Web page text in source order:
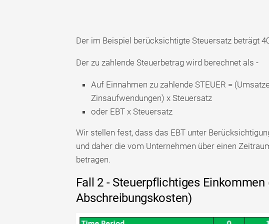
Der im Beispiel berücksichtigte Steuersatz beträgt
Der zu zahlende Steuerbetrag wird berechnet als -
Auf Einnahmen zu zahlende STEUER =
Zinsaufwendungen) x Steuersatz
oder EBT x Steuersatz
Wir stellen fest, dass das EBT unter
und daher die vom Unternehmen über einen
betragen.
Fall 2 - Steuerpflichtiges
Abschreibungskosten)